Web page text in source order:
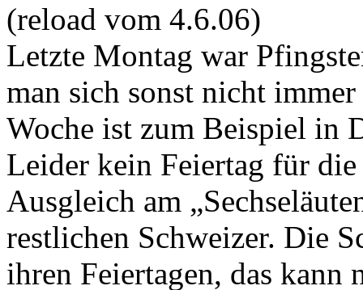
(reload vom 4.6.06)
Letzte Montag war
man sich sonst nicht
Woche ist zum Beispiel in
Leider kein Feiertag für
Ausgleich am
restlichen Schweizer. Die
ihren Feiertagen, das